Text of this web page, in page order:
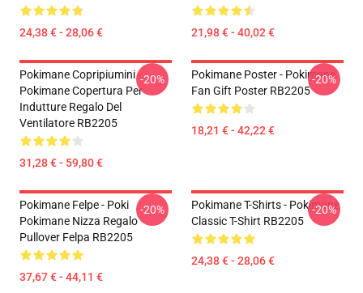
24,38 € - 28,06 € 21,98 € - 40,02 €
Pokimane Copripiumini -
Pokimane Copertura Per
Indutture Regalo Del
Ventilatore RB2205
31,28 € - 59,80 €
-20%
Pokimane Poster - Pokimane
Fan Gift Poster RB2205
18,21 € - 42,22 €
-20%
Pokimane Felpe - Poki
Pokimane Nizza Regalo
Pullover Felpa RB2205
37,67 € - 44,11 €
-20%
Pokimane T-Shirts - Pokimane
Classic T-Shirt RB2205
24,38 € - 28,06 €
-20%